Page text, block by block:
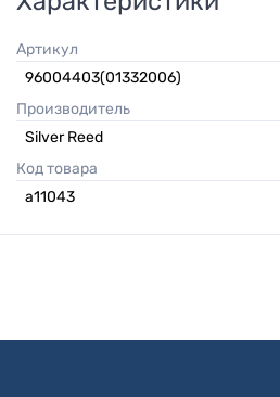
Артикул
96004403(01332006)
Производитель
Silver Reed
Код товара
а11043